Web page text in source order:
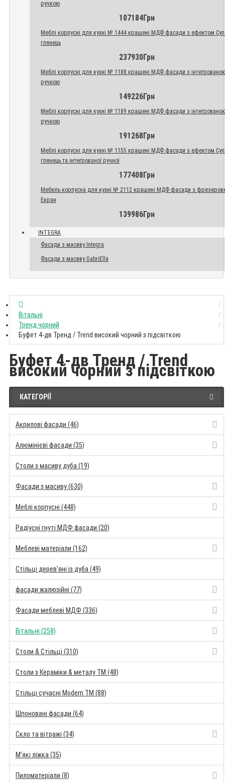
ручкою
107184Грн
Меблі корпусні для кухні № 1444 крашені МДФ фасади з ефектом
глянець
237930Грн
Меблі корпусні для кухні № 1188 крашені МДФ фасади з
ручною
149226Грн
Меблі корпусні для кухні № 1189 крашені МДФ фасади з
ручною
191268Грн
Меблі корпусні для кухні № 1155 крашені МДФ фасади з ефектом
глянець та інтегрованої ручної
177408Грн
Мебель корпусна для кухні № 2112 крашені МДФ фасади з
Екран
139986Грн
INTEGRA
Фасади з масиву Integra
Фасади з масиву GabriElla
Вітальні
Тренд чорний
Буфет 4-дв Тренд / Trend високий чорний з підсвіткою
Буфет 4-дв Тренд / Trend
високий чорний з підсвіткою
КАТЕГОРІЇ
Акрилові фасади (46)
Алюмінієві фасади (35)
Столи з масиву дуба (19)
Фасади з масиву (630)
Меблі корпусні (448)
Радіусні гнуті МДФ фасади (20)
Меблеві матеріали (162)
Стільці дерев'яні із дуба (49)
фасади жалюзійні (77)
Фасади меблеві МДФ (336)
Вітальні (258)
Столи & Стільці (310)
Столи з Кераміки & металу TM (48)
Стільці сучасні Modern TM (88)
Шпоновані фасади (64)
Скло та вітражі (34)
М'які ліжка (35)
Пиломатеріали (8)